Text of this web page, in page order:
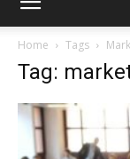
Home Tags
Tag: